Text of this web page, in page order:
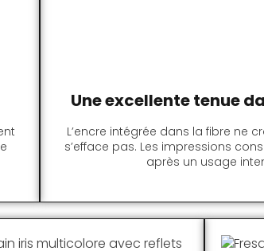
Une excellente tenue
L’encre intégrée dans la fibre ne
s’efface pas. Les impressions
après un usage